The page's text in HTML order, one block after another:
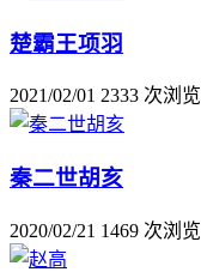
楚霸王项羽
2021/02/01 2333 次浏览
秦二世胡亥
2020/02/21 1469 次浏览